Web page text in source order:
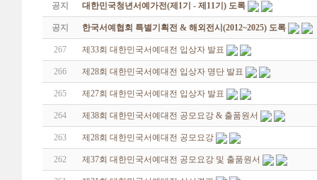
공지 대한민국청년서예가전(제1기 - 제11기) 도록
공지 한국서예협회 특별기획전 & 해외전시(2012~2025) 도록
267 제33회 대한민국서예대전 입상자 발표
266 제28회 대한민국서예대전 입상자 명단 발표
265 제27회 대한민국서예대전 입상자 발표
264 제38회 대한민국서예대전 공모요강 & 출품원서
263 제28회 대한민국서예대전 공모요강
262 제37회 대한민국서예대전 공모요강 및 출품원서